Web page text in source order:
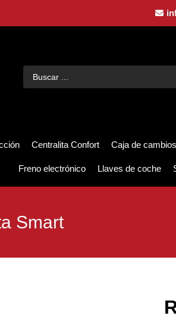
Centralita Confort Caja de cambios
Freno electrónico Llaves de coche
Smart